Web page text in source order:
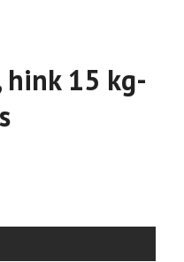
hink 15 kg-